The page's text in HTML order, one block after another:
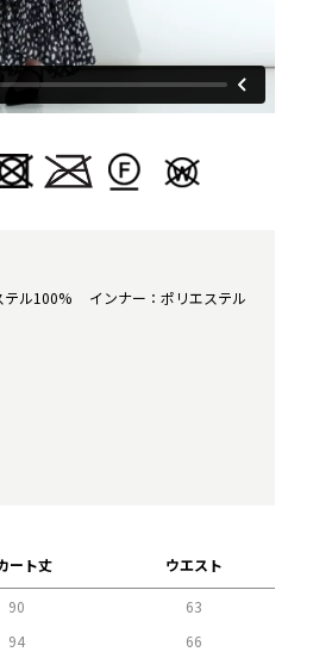
テル100% インナー：ポリエステル
ート丈 ウエスト
90
63
94 66